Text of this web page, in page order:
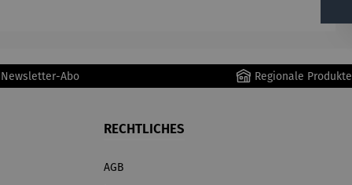
Holmer
Abo Regionale Produkte
RECHTLICHES
AGB